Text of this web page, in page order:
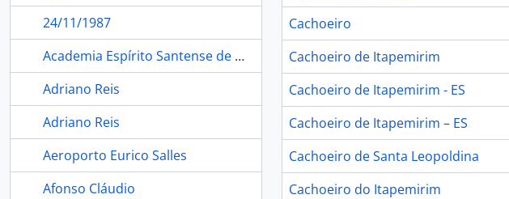
24/11/1987
Academia Espírito Santense de Letras
Adriano Reis
Adriano Reis
Aeroporto Eurico Salles
Afonso Cláudio
Cachoeiro
Cachoeiro de Itapemirim
Cachoeiro de Itapemirim - ES
Cachoeiro de Itapemirim – ES
Cachoeiro de Santa Leopoldina
Cachoeiro do Itapemirim